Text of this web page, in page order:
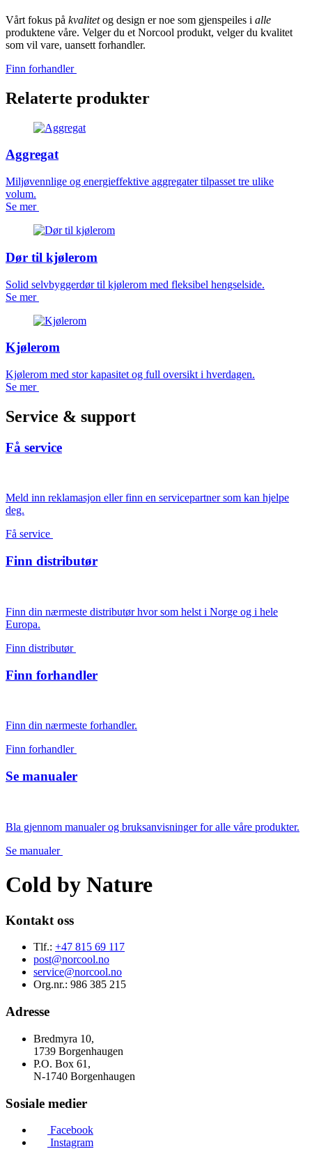
Vårt fokus på kvalitetog design er noe som gjenspeiles i alle
produktene våre. Velger du et Norcool produkt, velger du kvalitet
som vil vare, uansett forhandler.
Finn forhandler
Relaterte produkter
Aggregat
Miljøvennlige og energieffektive aggregater tilpasset tre ulike
volum.
Se mer
Dør til kjølerom
Solid selvbyggerdør til kjølerom med fleksibel hengselside.
Se mer
Kjølerom
Kjølerom med stor kapasitet og full oversikt i hverdagen.
Se mer
Service & support
Få service
Meld inn reklamasjon eller finn en servicepartner som kan hjelpe
deg.
Få service
Finn distributør
Finn din nærmeste distributør hvor som helst i Norge og i hele
Europa.
Finn distributør
Finn forhandler
Finn din nærmeste forhandler.
Finn forhandler
Se manualer
Bla gjennom manualer og bruksanvisninger for alle våre produkter.
Se manualer
Cold by Nature
Kontakt oss
Tlf.: +47 815 69 117
post@norcool.no
service@norcool.no
Org.nr.: 986 385 215
Adresse
Bredmyra 10,
1739 Borgenhaugen
P.O. Box 61,
N-1740 Borgenhaugen
Sosiale medier
Facebook
Instagram